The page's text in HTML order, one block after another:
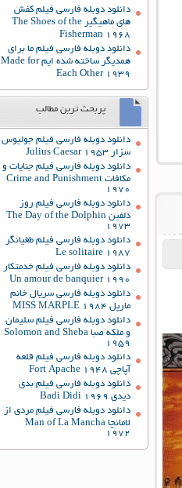
دانلود دوبله فارسی فیلم کفش
های ماهیگیر The Shoes of the
Fisherman 1968
دانلود دوبله فارسی فیلم ما برای
همدیگر ساخته شده ایم Made for
Each Other 1939
پربحث ترین مطالب
دانلود دوبله فارسی فیلم جولیوس
سزار Julius Caesar 1953
دانلود دوبله فارسی فیلم جنایات و
مکافات Crime and Punishment
1970
دانلود دوبله فارسی فیلم روز
دلفین The Day of the Dolphin
1973
دانلود دوبله فارسی فیلم طغیانگر
Le solitaire 1987
دانلود دوبله فارسی فیلم خدمتکار
Un amour de banquier 1990
دانلود دوبله فارسی سریال خانم
مارپل MISS MARPLE 1984
دانلود دوبله فارسی فیلم سلیمان
و ملکه صبا Solomon and Sheba
1959
دانلود دوبله فارسی فیلم قلعه
آپاچی Fort Apache 1948
دانلود دوبله فارسی فیلم بدی
دیدی Badi Didi 1969
دانلود دوبله فارسی فیلم مردی از
لامانچا Man of La Mancha
1972